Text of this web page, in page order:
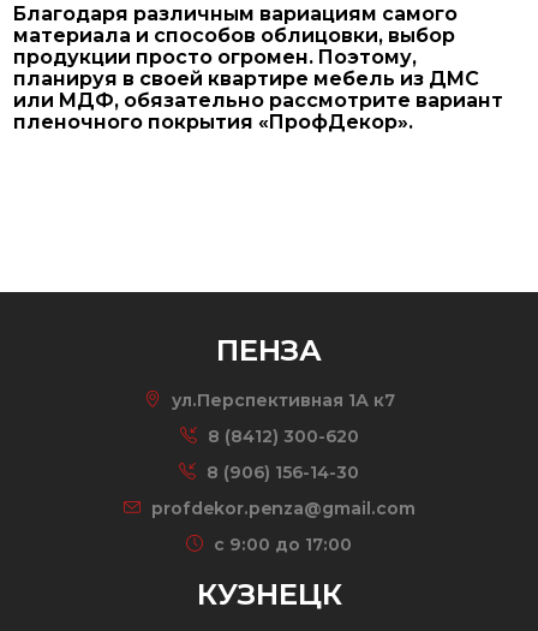
Благодаря различным вариациям самого
материала и способов облицовки, выбор
продукции просто огромен. Поэтому,
планируя в своей квартире мебель из ДМС
или МДФ, обязательно рассмотрите вариант
пленочного покрытия «ПрофДекор».
ПЕНЗА
ул.Перспективная 1А к7
8 (8412) 300-620
8 (906) 156-14-30
profdekor.penza@gmail.com
c 9:00 до 17:00
КУЗНЕЦК